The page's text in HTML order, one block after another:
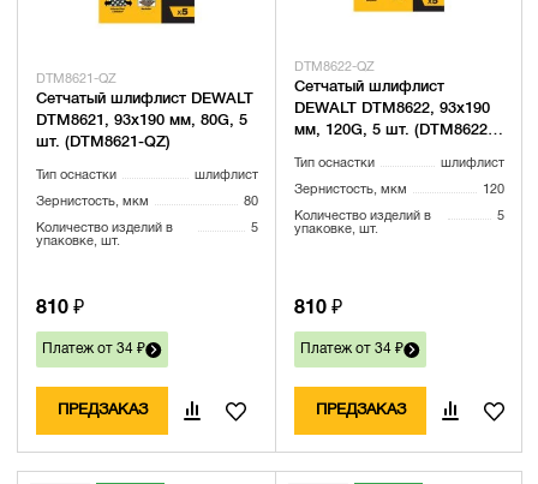
DTM8621-QZ
Сетчатый шлифлист DEWALT
DTM8621, 93х190 мм, 80G, 5
шт. (DTM8621-QZ)
Тип оснастки шлифлист
Зернистость, мкм 80
Количество изделий в
упаковке, шт.
5
810 ₽
Платеж от 34 ₽
ПРЕДЗАКАЗ
DTM8622-QZ
Сетчатый шлифлист
DEWALT DTM8622, 93х190
мм, 120G, 5 шт. (DTM8622-
Тип оснастки шлифлист
Зернистость, мкм 120
Количество изделий в
упаковке, шт.
5
810 ₽
Платеж от 34 ₽
ПРЕДЗАКАЗ